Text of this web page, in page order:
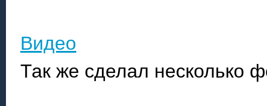
Видео
Так же сделал несколько